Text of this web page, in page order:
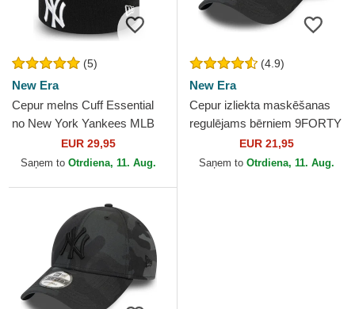
(5)
New Era
Cepur melns Cuff Essential
no New York Yankees MLB
no New EraEUR 29,95
Saņem to Otrdiena, 11. Aug.
(4.9)
New Era
Cepur izliekta maskēšanas
regulējams bērniem 9FORTY
League Essential no New
York Yankees MLB no...
EUR 21,95
Saņem to Otrdiena, 11. Aug.